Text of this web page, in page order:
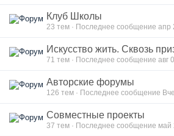
Клуб Школы
23 тем · Последнее сообщение апр
Искусство жить. Сквозь
71 тем · Последнее сообщение авг
Авторские форумы
126 тем · Последнее сообщение
Совместные проекты
37 тем · Последнее сообщение май